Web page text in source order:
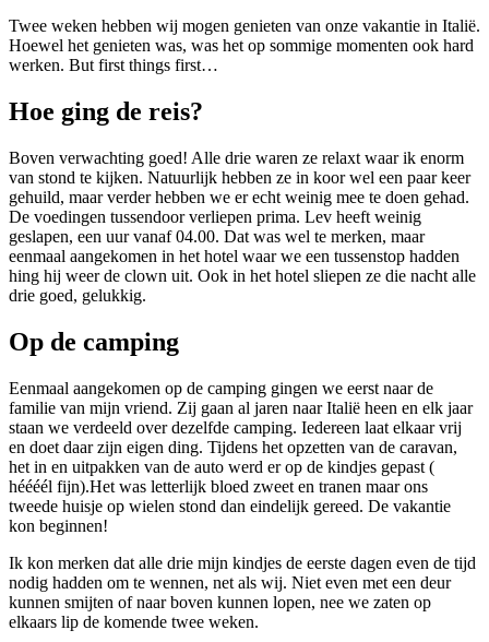
Twee weken hebben wij mogen genieten van onze vakantie in Italië.
Hoewel het genieten was, was het op sommige momenten ook hard
werken. But first things first…
Hoe ging de reis?
Boven verwachting goed! Alle drie waren ze relaxt waar ik enorm
van stond te kijken. Natuurlijk hebben ze in koor wel een paar keer
gehuild, maar verder hebben we er echt weinig mee te doen gehad.
De voedingen tussendoor verliepen prima. Lev heeft weinig
geslapen, een uur vanaf 04.00. Dat was wel te merken, maar
eenmaal aangekomen in het hotel waar we een tussenstop hadden
hing hij weer de clown uit. Ook in het hotel sliepen ze die nacht alle
drie goed, gelukkig.
Op de camping
Eenmaal aangekomen op de camping gingen we eerst naar de
familie van mijn vriend. Zij gaan al jaren naar Italië heen en elk jaar
staan we verdeeld over dezelfde camping. Iedereen laat elkaar vrij
en doet daar zijn eigen ding. Tijdens het opzetten van de caravan,
het in en uitpakken van de auto werd er op de kindjes gepast (
héééél fijn).Het was letterlijk bloed zweet en tranen maar ons
tweede huisje op wielen stond dan eindelijk gereed. De vakantie
kon beginnen!
Ik kon merken dat alle drie mijn kindjes de eerste dagen even de tijd
nodig hadden om te wennen, net als wij. Niet even met een deur
kunnen smijten of naar boven kunnen lopen, nee we zaten op
elkaars lip de komende twee weken.